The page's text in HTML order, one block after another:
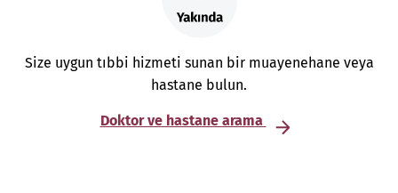
Size uygun tıbbi hizmeti sunan bir muayenehane veya
hastane bulun.
Doktor ve hastane arama